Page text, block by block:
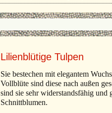
Lilienblütige Tulpen
Sie bestechen mit elegantem
Vollblüte sind diese nach außen
sind sie sehr widerstandsfähig und
Schnittblumen.